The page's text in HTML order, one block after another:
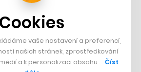
zvrtnul
na Šumavě
Cookies
vaše nastavení a preferencí,
našich stránek, zprostředkování
a k personalizaci obsahu … Číst